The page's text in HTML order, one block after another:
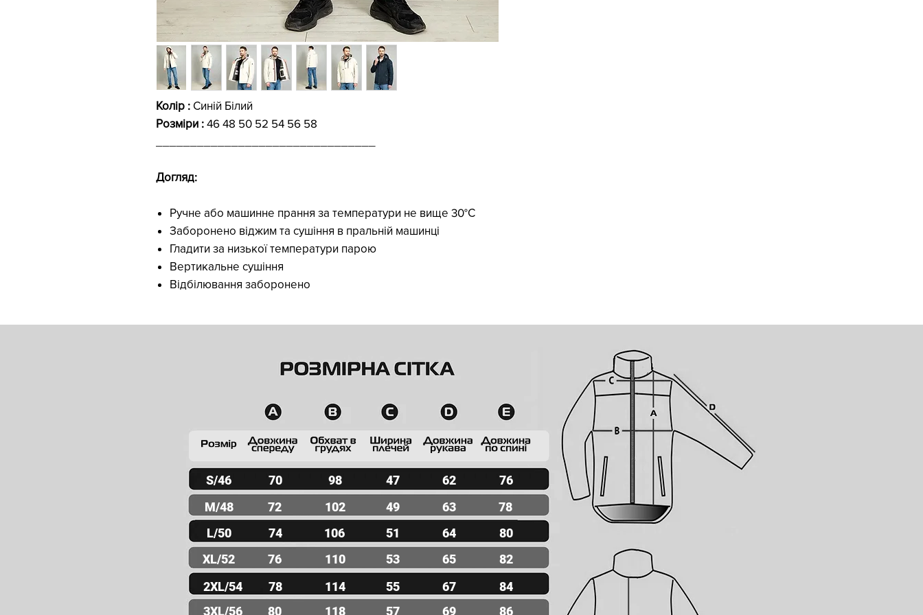
Колір : Синій Білий
Розміри : 46 48 50 52 54 56 58
Догляд:
Ручне або машинне прання за температури не вище 30°С
Заборонено віджим та сушіння в пральній машинці
Гладити за низької температури парою
Вертикальне сушіння
Відбілювання заборонено
S/46 70 98 47 62
76
M/48
L/50
XL/52
2XL/54
3XL/56
72
74
80
76
78
102
106
110
118
114
49
55
51
53
57
63
64
67
65
69
78
80
82
84
86